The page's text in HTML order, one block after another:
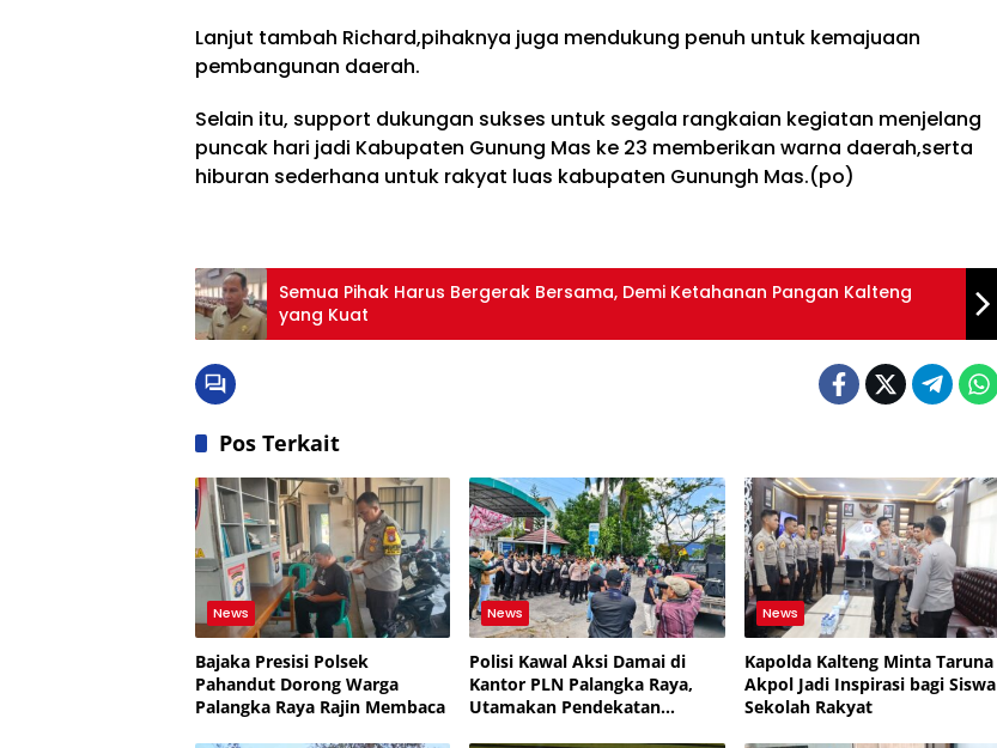
Lanjut tambah Richard,pihaknya juga mendukung penuh untuk kemajuaan
pembangunan daerah.
Selain itu, support dukungan sukses untuk segala rangkaian kegiatan menjelang
puncak hari jadi Kabupaten Gunung Mas ke 23 memberikan warna daerah,serta
hiburan sederhana untuk rakyat luas kabupaten Gunungh Mas.(po)
Semua Pihak Harus Bergerak Bersama, Demi Ketahanan Pangan Kalteng
yang Kuat
Pos Terkait
News
Bajaka Presisi Polsek
Pahandut Dorong Warga
Palangka Raya Rajin Membaca
News
Polisi Kawal Aksi Damai di
Kantor PLN Palangka Raya,
Utamakan Pendekatan
News
Kapolda Kalteng Minta Taruna
Akpol Jadi Inspirasi bagi Siswa
Sekolah Rakyat